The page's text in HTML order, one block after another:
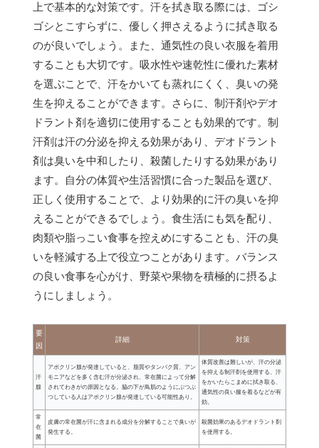
上で基本的な対策です。汗を拭き取る際には、ゴシ
ゴシとこすらずに、優しく押さえるように拭き取る
のが良いでしょう。また、通気性の良い衣服を着用
することも大切です。吸水性や速乾性に優れた素材
を選ぶことで、汗をかいても蒸れにくく、臭いの発
生を抑えることができます。さらに、制汗剤やデオ
ドラント剤を適切に使用することも効果的です。制
汗剤は汗の分泌を抑える効果があり、デオドラント
剤は臭いを中和したり、殺菌したりする効果があり
ます。自分の体質や生活習慣に合った製品を選び、
正しく使用することで、より効果的に汗の臭いを抑
えることができるでしょう。食生活にも気を配り、
肉類や脂っこい食事を控えめにすることも、汗の臭
いを軽減する上で役立つことがあります。バランス
の良い食事を心がけ、野菜や果物を積極的に摂るよ
うにしましょう。
要
因
詳細 対策
汗
腺
アポクリン腺が発達していると、脂質やタンパク質、アン
モニアなどを多く含む汗が分泌され、常在菌によって分解
されてわきがの原因となる。脇の下が鳥肌のようにぶつぶ
つしている人はアポクリン腺が発達している可能性あり。
体質改善は難しいが、汗の分泌
を抑える制汗剤を使用する、汗
をかいたらこまめに拭き取る、
通気性の良い服を着るなどが有
効。
常
在
菌
皮膚の常在菌が汗に含まれる成分を分解することで臭いが
発生する。
殺菌効果のあるデオドラント剤
を使用する。